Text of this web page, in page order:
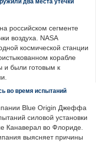
два места утечки
российском сегменте
воздуха. NASA
космической станции
корабле
и были готовым к
во время испытаний
Blue Origin Джеффа
силовой установки
Канаверал во Флориде.
выясняет причины